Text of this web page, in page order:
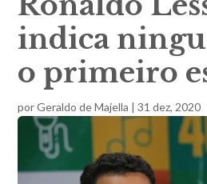
indica
o primeiro
porGeraldo de Majella |31 dez, 2020